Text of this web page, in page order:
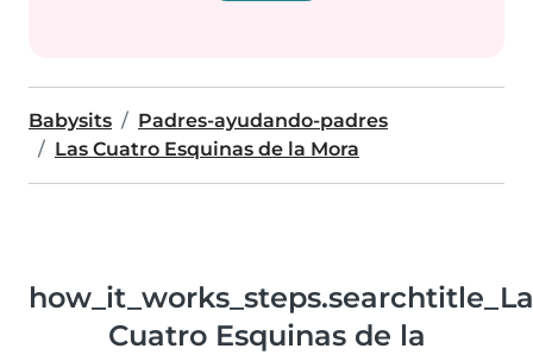
Babysits
Padres-ayudando-padres
Las Cuatro Esquinas de la Mora
Cuatro Esquinas de la